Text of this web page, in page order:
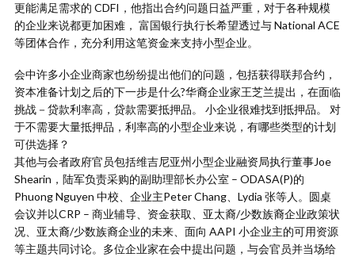
更能满足需求的 CDFI，他指出合约问题日益严重，对于各种规模
的企业来说都更加困难， 富国银行执行长希望透过与 National ACE
等团体合作，充分利用这笔资金来支持小型企业。
会中许多小企业商家也纷纷提出他们的问题，包括获得联邦合约，
资本准备计划之后的下一步是什么?华裔企业家王芝兰提出，在面临
挑战－贷款利率高，贷款需要抵押品。 小企业很难找到抵押品。 对
于不需要大量抵押品，利率高的小型企业来说，有哪些类型的计划
可供选择？
其他与会者政府官员包括维吉尼亚州小型企业融资局执行董事Joe
Shearin，陆军负责采购的副助理部长办公室 – ODASA(P)的
Phuong Nguyen 中校、企业主Peter Chang、Lydia 张等人。圆桌
会议并以CRP – 商业辅导、资金获取、亚太裔/少数族裔企业政策状
况、亚太裔/少数族裔企业的未来、面向 AAPI 小企业主的可用资源
等主题共同讨论。多位企业家在会中提出问题，与会官员并当场给